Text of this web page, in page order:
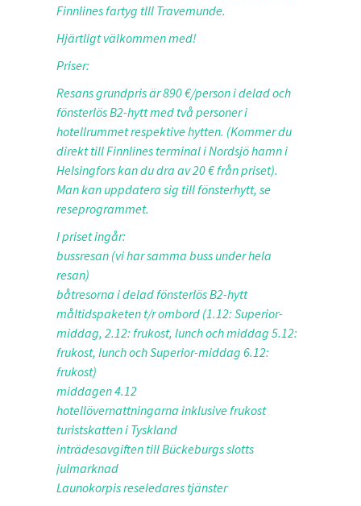
Finnlines fartyg tlll Travemunde.
Hjärtligt välkommen med!
Priser:
Resans grundpris är 890 €/person i delad och
fönsterlös B2-hytt med två personer i
hotellrummet respektive hytten. (Kommer du
direkt till Finnlines terminal i Nordsjö hamn i
Helsingfors kan du dra av 20 € från priset).
Man kan uppdatera sig till fönsterhytt, se
reseprogrammet.
I priset ingår:
bussresan (vi har samma buss under hela
resan)
båtresorna i delad fönsterlös B2-hytt
måltidspaketen t/r ombord (1.12: Superior-
middag, 2.12: frukost, lunch och middag 5.12:
frukost, lunch och Superior-middag 6.12:
frukost)
middagen 4.12
hotellövernattningarna inklusive frukost
turistskatten i Tyskland
inträdesavgiften till Bückeburgs slotts
julmarknad
Launokorpis reseledares tjänster